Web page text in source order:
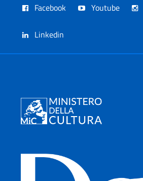
Facebook Youtube
Linkedin